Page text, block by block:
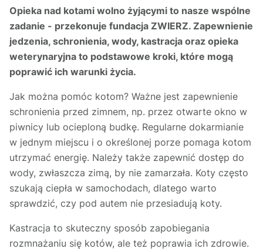
Opieka nad kotami wolno żyjącymi to nasze wspólne
zadanie - przekonuje fundacja ZWIERZ. Zapewnienie
jedzenia, schronienia, wody, kastracja oraz opieka
weterynaryjna to podstawowe kroki, które mogą
poprawić ich warunki życia.
Jak można pomóc kotom? Ważne jest zapewnienie
schronienia przed zimnem, np. przez otwarte okno w
piwnicy lub ocieploną budkę. Regularne dokarmianie
w jednym miejscu i o określonej porze pomaga kotom
utrzymać energię. Należy także zapewnić dostęp do
wody, zwłaszcza zimą, by nie zamarzała. Koty często
szukają ciepła w samochodach, dlatego warto
sprawdzić, czy pod autem nie przesiadują koty.
Kastracja to skuteczny sposób zapobiegania
rozmnażaniu się kotów, ale też poprawia ich zdrowie.